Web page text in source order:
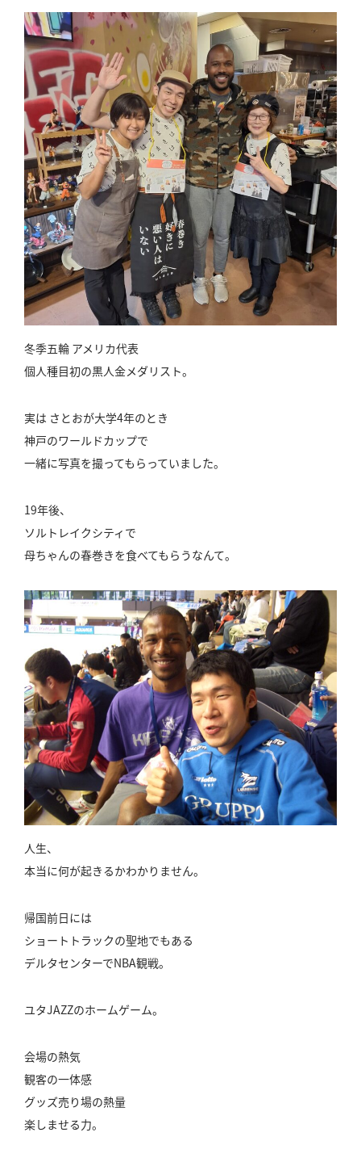
冬季五輪 アメリカ代表
個人種目初の黒人金メダリスト。
実は さとおが大学4年のとき
神戸のワールドカップで
一緒に写真を撮ってもらっていました。
19年後、
ソルトレイクシティで
母ちゃんの春巻きを食べてもらうなんて。
人生、
本当に何が起きるかわかりません。
帰国前日には
ショートトラックの聖地でもある
デルタセンターでNBA観戦。
ユタJAZZのホームゲーム。
会場の熱気
観客の一体感
グッズ売り場の熱量
楽しませる力。